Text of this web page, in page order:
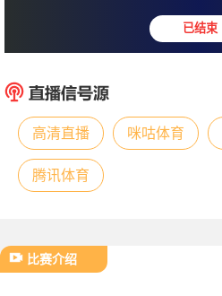
拉加竞技
高清直播 咪咕体育
腾讯体育
比赛介绍